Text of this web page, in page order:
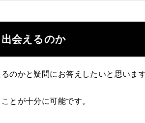
会えるのか
のかと疑問にお答えしたいと思います
とが十分に可能です。